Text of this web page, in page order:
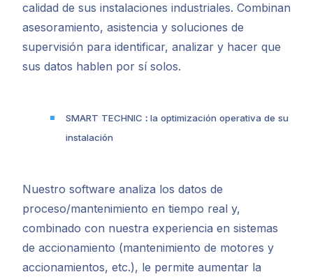
calidad de sus instalaciones industriales. Combinan
asesoramiento, asistencia y soluciones de
supervisión para identificar, analizar y hacer que
sus datos hablen por sí solos.
SMART TECHNIC : la optimización operativa de su
instalación
Nuestro software analiza los datos de
proceso/mantenimiento en tiempo real y,
combinado con nuestra experiencia en sistemas
de accionamiento (mantenimiento de motores y
accionamientos, etc.), le permite aumentar la